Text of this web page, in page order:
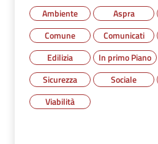
Ambiente Aspra
Comune
Comunicati
Edilizia
In primo Piano
Sicurezza
Sociale
Viabilità